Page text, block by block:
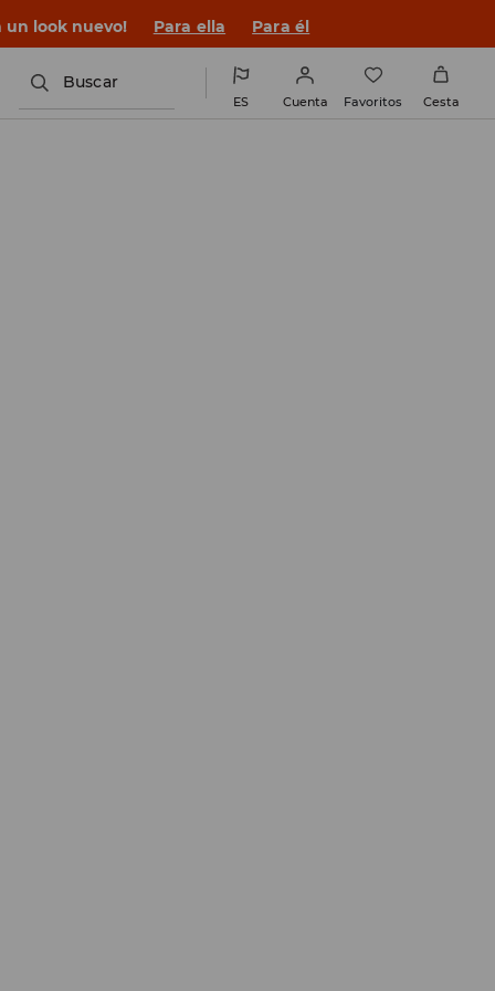
un look nuevo! Para ella Para él
Buscar
ES Cuenta Favoritos Cesta